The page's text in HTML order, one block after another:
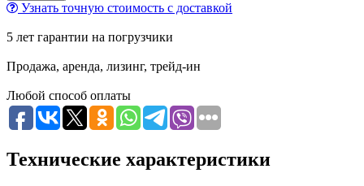
Узнать точную стоимость с доставкой
5 лет гарантии на погрузчики
Продажа, аренда, лизинг, трейд-ин
Любой способ оплаты
Технические характеристики